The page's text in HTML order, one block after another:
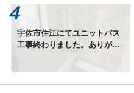
宇佐市住江にてユニットバス
工事終わりました。ありがと